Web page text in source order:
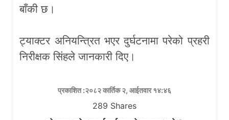
बाँकी छ।
ट्याक्टर अनियन्त्रित भएर दुर्घटनामा परेको प्रहरी
निरीक्षक सिंहले जानकारी दिए।
प्रकाशित :२०८२ कार्तिक २, आईतवार १४:४६
289 Shares